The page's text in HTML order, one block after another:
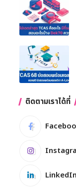
ติดตามเราได้ที่
LinkedIn